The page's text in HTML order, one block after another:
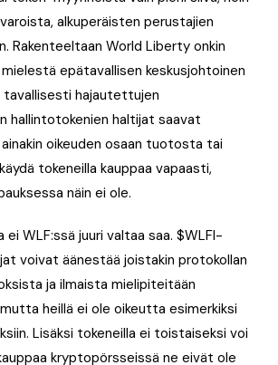
alkuperäisten perustajien
Rakenteeltaan World Liberty onkin
epätavallisen keskusjohtoinen
tavallisesti hajautettujen
hallintotokenien haltijat saavat
ainakin oikeuden osaan tuotosta tai
tokeneilla kauppaa vapaasti,
näin ei ole.
ei WLF:ssä juuri valtaa saa. $WLFI-
voivat äänestää joistakin protokollan
ja ilmaista mielipiteitään
heillä ei ole oikeutta esimerkiksi
Lisäksi tokeneilla ei toistaiseksi voi
kryptopörsseissä ne eivät ole